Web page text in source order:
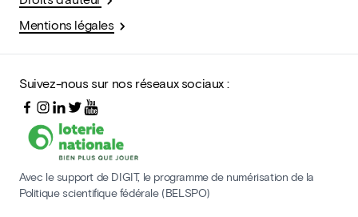
Mentions légales
Suivez-nous sur nos réseaux sociaux :
Avec le support de DIGIT, le programme de numérisation de la
Politique scientifique fédérale (BELSPO)